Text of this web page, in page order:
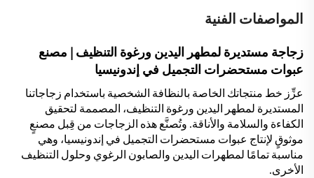
المواصفات الفنية
زجاجة مستديرة لمطهر اليدين ورغوة التنظيف | مصنع
عبوات مستحضرات التجميل في إندونيسيا
عزِّز خط منتجاتك الخاصة بالنظافة الشخصية باستخدام زجاجاتنا
المستديرة لمطهر اليدين ورغوة التنظيف، المصممة لتحقيق
الكفاءة والسلامة والأناقة. وتُصنَّع هذه الزجاجات من قِبل مصنعٍ
موثوقٍ لإنتاج عبوات مستحضرات التجميل في إندونيسيا، وهي
مناسبة تمامًا لمطهرات اليدين والصابون الرغوي وحلول التنظيف
الأخرى.